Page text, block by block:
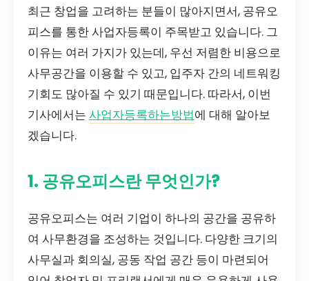
최근 창업을 고려하는 분들이 많아지면서, 공유오
피스를 통한 사업자등록이 주목받고 있습니다. 그
이유는 여러 가지가 있는데, 우선 저렴한 비용으로
사무공간을 이용할 수 있고, 입주자 간의 네트워킹
기회도 많아질 수 있기 때문입니다. 따라서, 이번
기사에서는 사업자등록하는방법에 대해 알아보
겠습니다.
1. 공유오피스란 무엇인가?
공유오피스는 여러 기업이 하나의 공간을 공유하
여 사무환경을 조성하는 것입니다. 다양한 크기의
사무실과 회의실, 공동 작업 공간 등이 마련되어